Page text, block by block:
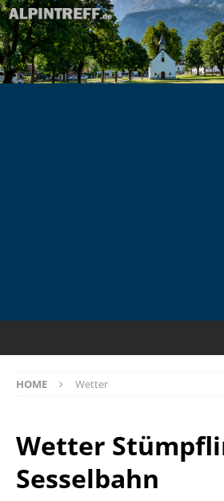
HOME Wetter
Wetter
Sesselbahn